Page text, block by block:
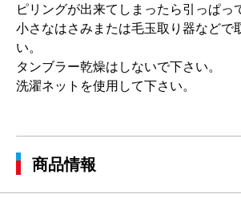
ピリングが出来てしまったら引っぱっ
小さなはさみまたは毛玉取り器などで
い。
タンブラー乾燥はしないで下さい。
洗濯ネットを使用して下さい。
商品情報